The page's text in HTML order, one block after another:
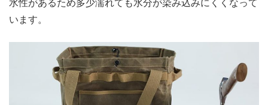
水性があるため多少濡れても水分が染み込みにくくなって
います。